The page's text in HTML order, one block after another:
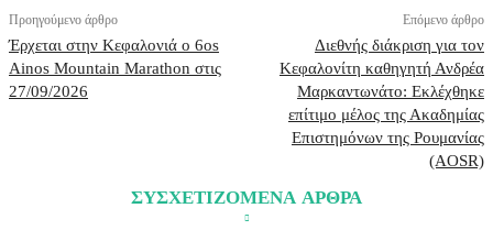
Προηγούμενο άρθρο
Έρχεται στην Κεφαλονιά ο 6οs
Ainos Mountain Marathon στις
27/09/2026
Επόμενο άρθρο
Διεθνής διάκριση για τον
Κεφαλονίτη καθηγητή Ανδρέα
Μαρκαντωνάτο: Εκλέχθηκε
επίτιμο μέλος της Ακαδημίας
Επιστημόνων της Ρουμανίας
(AOSR)
ΣΥΣΧΕΤΙΖΟΜΕΝΑ ΑΡΘΡΑ